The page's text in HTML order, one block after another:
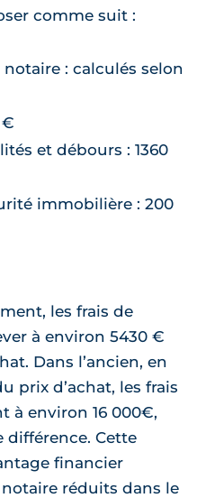
comme suit :
: calculés selon
€
et débours : 1360
immobilière : 200
les frais de
à environ 5430 €
Dans l’ancien, en
prix d’achat, les frais
à environ 16 000€,
différence. Cette
financier
réduits dans le